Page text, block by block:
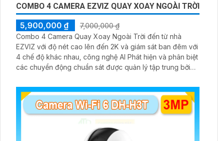
COMBO 4 CAMERA EZVIZ QUAY XOAY NGOÀI TRỜI
5,900,000 ₫
7,000,000 ₫
Combo 4 Camera Quay Xoay Ngoài Trời đến từ nhà
EZVIZ với độ nét cao lên đến 2K và giám sát ban đêm với
4 chế độ khác nhau, công nghệ AI Phát hiện và phân biệt
các chuyển động chuẩn sát được quản lý tập trung bởi